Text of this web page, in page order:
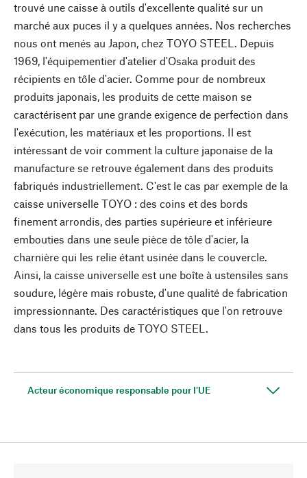
trouvé une caisse à outils d'excellente qualité sur un
marché aux puces il y a quelques années. Nos recherches
nous ont menés au Japon, chez TOYO STEEL. Depuis
1969, l'équipementier d'atelier d'Osaka produit des
récipients en tôle d'acier. Comme pour de nombreux
produits japonais, les produits de cette maison se
caractérisent par une grande exigence de perfection dans
l'exécution, les matériaux et les proportions. Il est
intéressant de voir comment la culture japonaise de la
manufacture se retrouve également dans des produits
fabriqués industriellement. C'est le cas par exemple de la
caisse universelle TOYO : des coins et des bords
finement arrondis, des parties supérieure et inférieure
embouties dans une seule pièce de tôle d'acier, la
charnière qui les relie étant usinée dans le couvercle.
Ainsi, la caisse universelle est une boîte à ustensiles sans
soudure, légère mais robuste, d'une qualité de fabrication
impressionnante. Des caractéristiques que l'on retrouve
dans tous les produits de TOYO STEEL.
Acteur économique responsable pour l'UE